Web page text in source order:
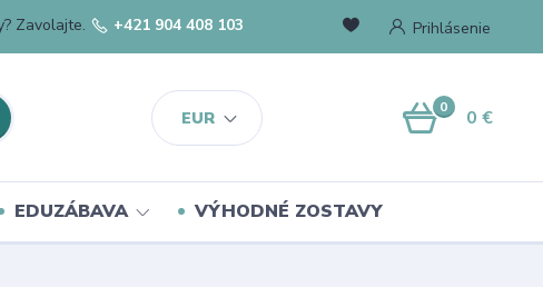
EUR
Prihlásenie
Zavolajte. +421 904 408 103
0 0 €
EDUZÁBAVA VÝHODNÉ ZOSTAVY